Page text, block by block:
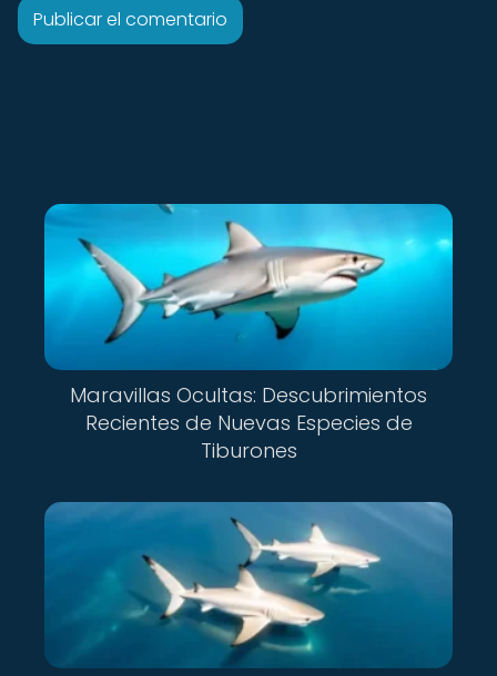
Maravillas Ocultas: Descubrimientos
Recientes de Nuevas Especies de
Tiburones